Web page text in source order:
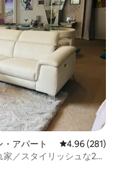
アパート レビュー281
4.96 (281)
／スタイリッシュな2ベ